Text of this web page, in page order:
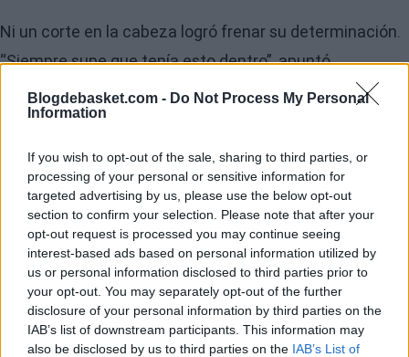
Blogdebasket.com - Do Not Process My Personal
Information
If you wish to opt-out of the sale, sharing to third parties, or
processing of your personal or sensitive information for
targeted advertising by us, please use the below opt-out
section to confirm your selection. Please note that after your
opt-out request is processed you may continue seeing
interest-based ads based on personal information utilized by
us or personal information disclosed to third parties prior to
your opt-out. You may separately opt-out of the further
disclosure of your personal information by third parties on the
IAB’s list of downstream participants. This information may
also be disclosed by us to third parties on the IAB’s List of
Ni un corte en la cabeza logró frenar su determinación.
“Siempre supe que tenía esto dentro”, apuntó
Valanciunas entre risas. Sus compañeros confirmaron
la confianza en su rendimiento. Deividas Sirvydis
destacó su carácter silencioso pero seguro, mientras
que Azuolas Tubelis recordó cómo el entrenador Rimas
Kurtinaitis lo presionó para dar un paso adelante tras la
baja de Jokubaitis: “Pensamos que sería difícil, pero
mostró de qué está hecho a este nivel”.
Image